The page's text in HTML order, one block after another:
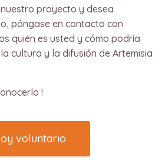
proyecto y desea
póngase en contacto con
quién es usted y cómo podría
cultura y la difusión de Artemisia
!
voluntario